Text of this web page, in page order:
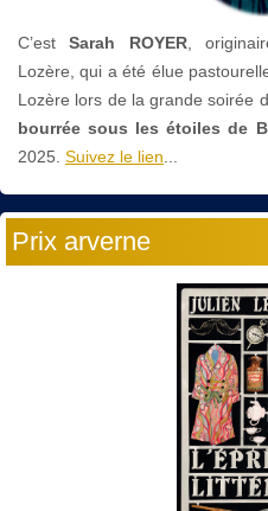
C’estSarah ROYER,
Lozère, qui a été élue
Lozère lors de la grande soirée
bourrée sous les étoiles de
2025. Suivez le lien...
Prix arverne